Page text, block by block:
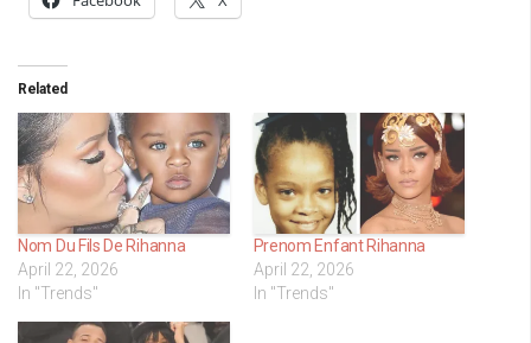
Related
Nom Du Fils De Rihanna
April 22, 2026
In "Trends"
Prenom Enfant Rihanna
April 22, 2026
In "Trends"